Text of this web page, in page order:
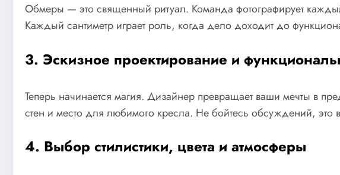
Обмеры — это священный ритуал. Команда фотографирует
Каждый сантиметр играет роль, когда дело доходит до
3. Эскизное проектирование и
Теперь начинается магия. Дизайнер превращает ваши мечты в
стен и место для любимого кресла. Не бойтесь обсуждений, это
4. Выбор стилистики, цвета и атмосферы